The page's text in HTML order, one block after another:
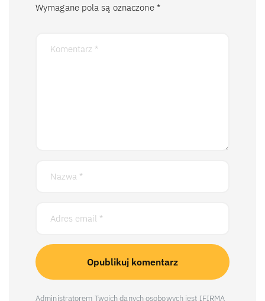
Wymagane pola są oznaczone *
Administratorem Twoich danych osobowych jest IFIRMA